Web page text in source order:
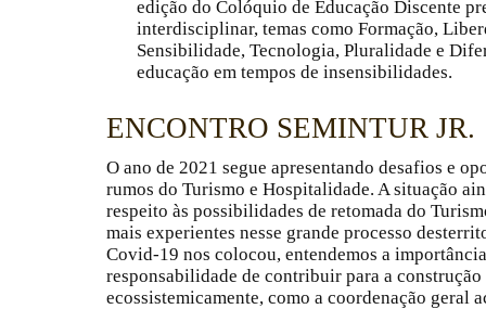
edição do Colóquio de Educação Discente
interdisciplinar, temas como Formação,
Sensibilidade, Tecnologia, Pluralidade e
educação em tempos de insensibilidades.
ENCONTRO SEMINTUR JR.
O ano de 2021 segue apresentando desafios e
rumos do Turismo e Hospitalidade. A situação
respeito às possibilidades de retomada do
mais experientes nesse grande processo
Covid-19 nos colocou, entendemos a
responsabilidade de contribuir para a
ecossistemicamente, como a coordenação geral